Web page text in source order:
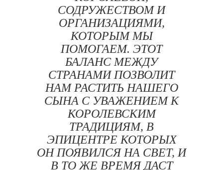
СОДРУЖЕСТВОМ И
ОРГАНИЗАЦИЯМИ,
КОТОРЫМ МЫ
ПОМОГАЕМ. ЭТОТ
БАЛАНС МЕЖДУ
СТРАНАМИ ПОЗВОЛИТ
НАМ РАСТИТЬ НАШЕГО
СЫНА С УВАЖЕНИЕМ К
КОРОЛЕВСКИМ
ТРАДИЦИЯМ, В
ЭПИЦЕНТРЕ КОТОРЫХ
ОН ПОЯВИЛСЯ НА СВЕТ, И
В ТО ЖЕ ВРЕМЯ ДАСТ